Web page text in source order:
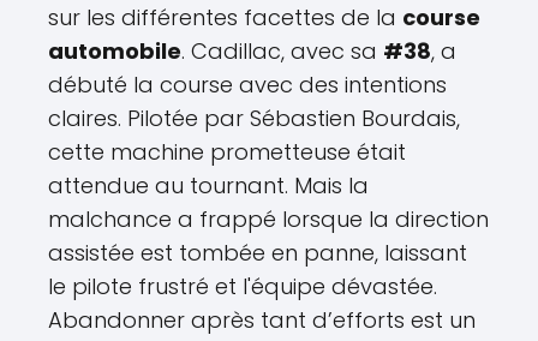
sur les différentes facettes de la course
automobile. Cadillac, avec sa #38, a
débuté la course avec des intentions
claires. Pilotée par Sébastien Bourdais,
cette machine prometteuse était
attendue au tournant. Mais la
malchance a frappé lorsque la direction
assistée est tombée en panne, laissant
le pilote frustré et l'équipe dévastée.
Abandonner après tant d’efforts est un